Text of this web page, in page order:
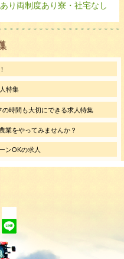
り 両制度あり寮・社宅なし
特集
時間も大切にできる求人特集
業をやってみませんか？
ンOKの求人